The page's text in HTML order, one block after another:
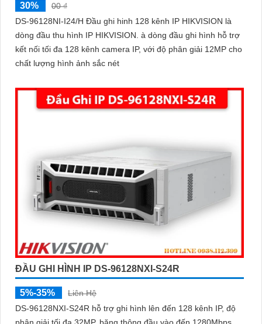
30%
00 ₫
DS-96128NI-I24/H Đầu ghi hinh 128 kênh IP HIKVISION là
dòng đầu thu hình IP HIKVISION. à dòng đầu ghi hình hỗ trợ
kết nối tối đa 128 kênh camera IP, với độ phân giải 12MP cho
chất lượng hình ảnh sắc nét
ĐẦU GHI HÌNH IP DS-96128NXI-S24R
5%-35%
Liên Hệ
DS-96128NXI-S24R hỗ trợ ghi hình lên đến 128 kênh IP, độ